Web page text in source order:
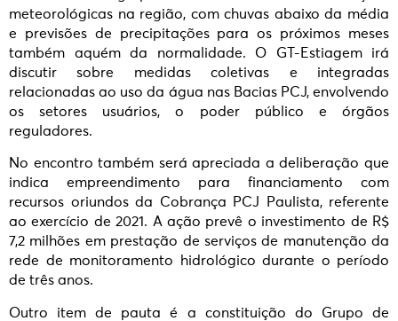
meteorológicas na região, com chuvas abaixo da média
e previsões de precipitações para os próximos meses
também aquém da normalidade. O GT-Estiagem irá
discutir sobre medidas coletivas e integradas
relacionadas ao uso da água nas Bacias PCJ, envolvendo
os setores usuários, o poder público e órgãos
reguladores.
No encontro também será apreciada a deliberação que
indica empreendimento para financiamento com
recursos oriundos da Cobrança PCJ Paulista, referente
ao exercício de 2021. A ação prevê o investimento de R$
7,2 milhões em prestação de serviços de manutenção da
rede de monitoramento hidrológico durante o período
de três anos.
Outro item de pauta é a constituição do Grupo de